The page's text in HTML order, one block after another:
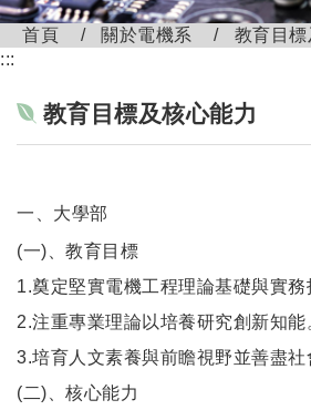
首頁 關於電機系
教育目標
:::
教育目標及核心能力
一、大學部
(一)、教育目標
1.奠定堅實電機工程理論基礎與實務
2.注重專業理論以培養研究創新知能
3.培育人文素養與前瞻視野並善盡社
(二)、核心能力